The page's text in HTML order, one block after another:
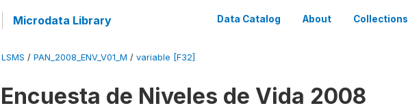
Microdata Library Data Catalog About Collections
LSMS / PAN_2008_ENV_V01_M / variable [F32]
Encuesta de Niveles de Vida 2008